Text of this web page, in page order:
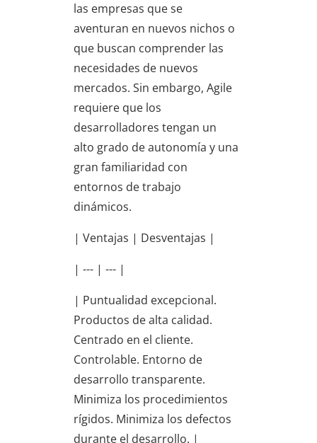
las empresas que se
aventuran en nuevos nichos o
que buscan comprender las
necesidades de nuevos
mercados. Sin embargo, Agile
requiere que los
desarrolladores tengan un
alto grado de autonomía y una
gran familiaridad con
entornos de trabajo
dinámicos.
| Ventajas | Desventajas |
| --- | --- |
| Puntualidad excepcional.
Productos de alta calidad.
Centrado en el cliente.
Controlable. Entorno de
desarrollo transparente.
Minimiza los procedimientos
rígidos. Minimiza los defectos
durante el desarrollo. |